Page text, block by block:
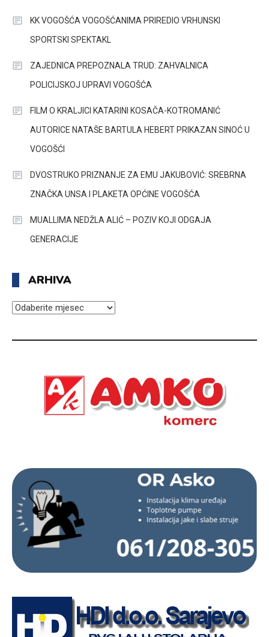
KK VOGOŠĆA VOGOŠĆANIMA PRIREDIO VRHUNSKI
SPORTSKI SPEKTAKL
ZAJEDNICA PREPOZNALA TRUD: ZAHVALNICA
POLICIJSKOJ UPRAVI VOGOŠĆA
FILM O KRALJICI KATARINI KOSAČA-KOTROMANIĆ
AUTORICE NATAŠE BARTULA HEBERT PRIKAZAN SINOĆ U
VOGOŠĆI
DVOSTRUKO PRIZNANJE ZA EMU JAKUBOVIĆ: SREBRNA
ZNAČKA UNSA I PLAKETA OPĆINE VOGOŠĆA
MUALLIMA NEDŽLA ALIĆ – POZIV KOJI ODGAJA
GENERACIJE
ARHIVA
ARHIVA